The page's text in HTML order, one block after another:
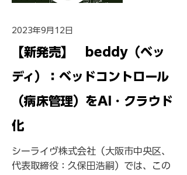
2023年9月12日
【新発売】 beddy（ベッ
ディ）：ベッドコントロール
（病床管理）をAI・クラウド
化
シーライヴ株式会社（大阪市中央区、
代表取締役：久保田浩嗣）では、この